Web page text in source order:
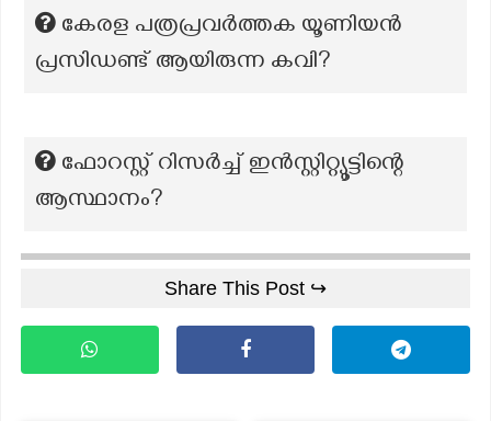
കേരള പത്രപ്രവർത്തക യൂണിയൻ
പ്രസിഡണ്ട് ആയിരുന്ന കവി?
ഫോറസ്റ്റ് റിസർച്ച് ഇൻസ്റ്റിറ്റ്യൂട്ടിന്റെ
ആസ്ഥാനം?
Share This Post ↪